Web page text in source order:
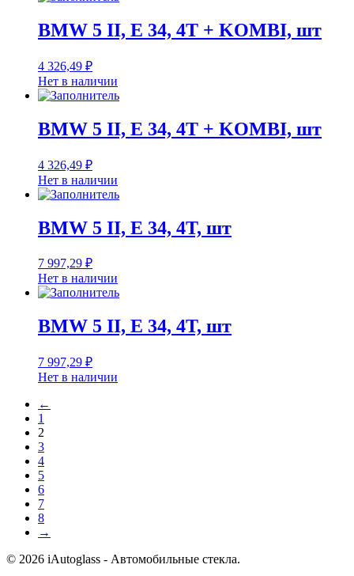
BMW 5 II, E 34, 4T + KOMBI, шт
4 326,49 ₽
Нет в наличии
BMW 5 II, E 34, 4T + KOMBI, шт
4 326,49 ₽
Нет в наличии
BMW 5 II, E 34, 4T, шт
7 997,29 ₽
Нет в наличии
BMW 5 II, E 34, 4T, шт
7 997,29 ₽
Нет в наличии
←
1
2
3
4
5
6
7
8
→
© 2026 iAutoglass - Автомобильные стекла.